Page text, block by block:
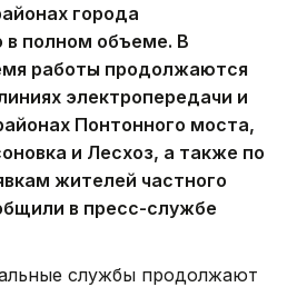
города
в полном объеме. В
работы продолжаются
электропередачи и
Понтонного моста,
и Лесхоз, а также по
жителей частного
в пресс-службе
службы продолжают